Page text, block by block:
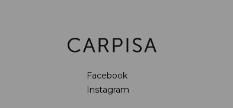
Facebook
Instagram